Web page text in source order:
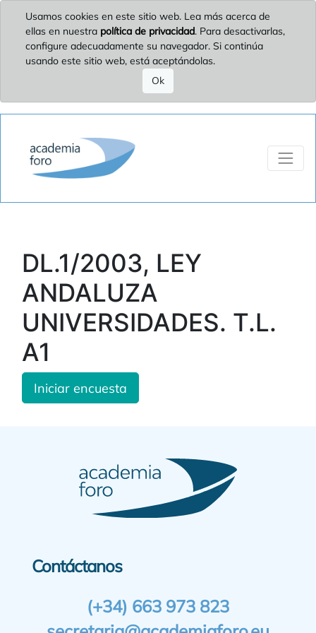
Usamos cookies en este sitio web. Lea más acerca de
ellas en nuestra política de privacidad. Para desactivarlas,
configure adecuadamente su navegador. Si continúa
usando este sitio web, está aceptándolas.
Ok
DL.1/2003, LEY
ANDALUZA
UNIVERSIDADES. T.L.
A1
Iniciar encuesta
Contáctanos
(+34) 663 973 823